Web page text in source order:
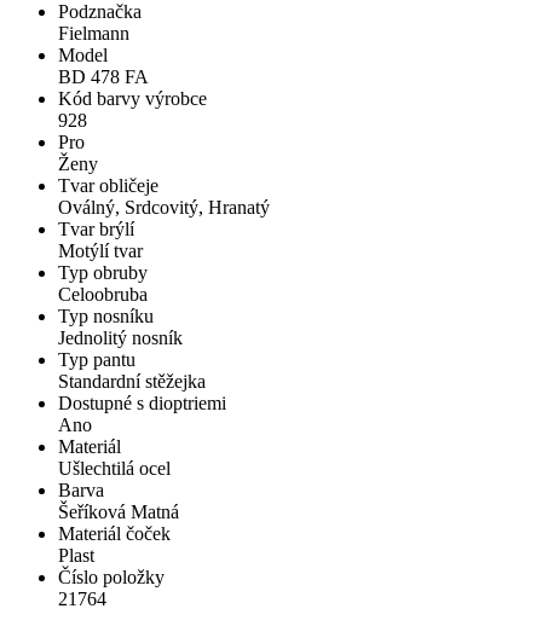
Podznačka
Fielmann
Model
BD 478 FA
Kód barvy výrobce
928
Pro
Ženy
Tvar obličeje
Oválný, Srdcovitý, Hranatý
Tvar brýlí
Motýlí tvar
Typ obruby
Celoobruba
Typ nosníku
Jednolitý nosník
Typ pantu
Standardní stěžejka
Dostupné s dioptriemi
Ano
Materiál
Ušlechtilá ocel
Barva
Šeříková Matná
Materiál čoček
Plast
Číslo položky
21764